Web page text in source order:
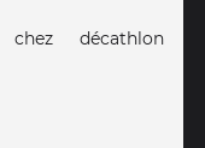
décathlon